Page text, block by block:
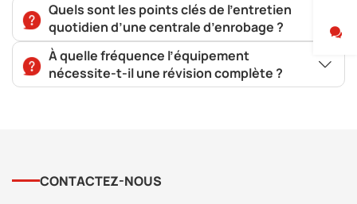
Quels sont les points clés de l’entretien
quotidien d’une centrale d’enrobage ?
À quelle fréquence l’équipement
nécessite-t-il une révision complète ?
CONTACTEZ-NOUS